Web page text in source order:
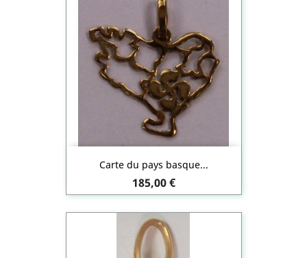
Carte du pays basque...
Prix
185,00 €